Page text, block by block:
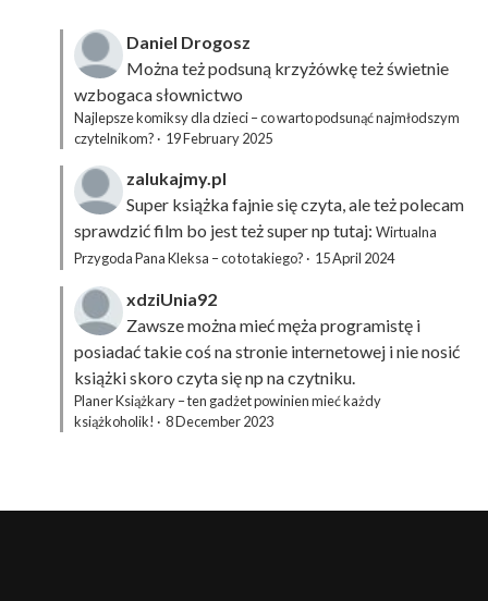
Daniel Drogosz
Można też podsuną krzyżówkęteż świetnie
wzbogaca słownictwo
Najlepsze komiksy dla dzieci – co warto podsunąć najmłodszym
czytelnikom? · 19 February 2025
zalukajmy.pl
Super książka fajnie się czyta, ale też polecam
sprawdzić film bo jest też super np tutaj: Wirtualna
Przygoda Pana Kleksa – co to takiego? · 15 April 2024
xdziUnia92
Zawsze można mieć męża programistę i
posiadać takie coś na stronie internetowej i nie nosić
książki skoro czyta się np na czytniku.
Planer Książkary – ten gadżet powinien mieć każdy
książkoholik! · 8 December 2023